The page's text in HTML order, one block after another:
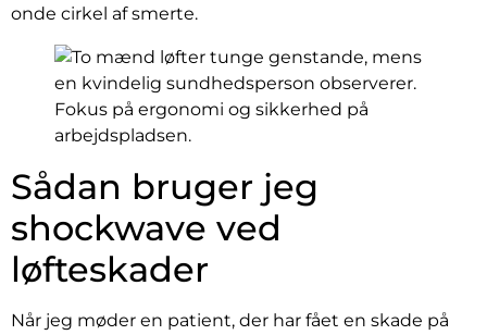
onde cirkel af smerte.
Sådan bruger jeg
shockwave ved
løfteskader
Når jeg møder en patient, der har fået en skade på